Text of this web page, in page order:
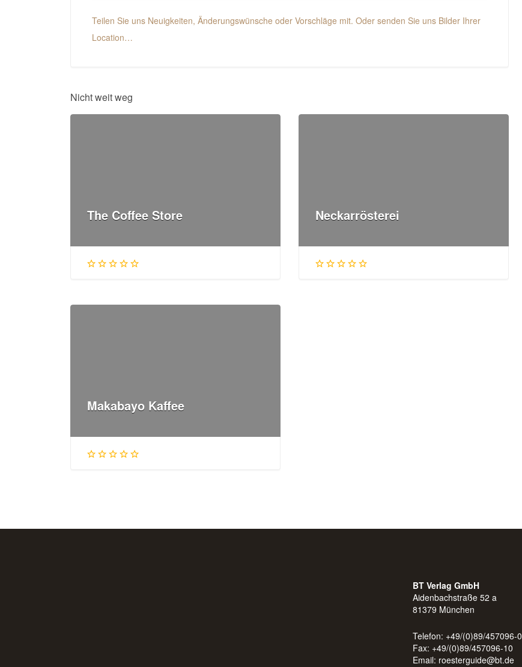
Teilen Sie uns Neuigkeiten, Änderungswünsche oder Vorschläge mit. Oder senden Sie uns Bilder Ihrer
Location…
Nicht weit weg
The Coffee Store Neckarrösterei
Makabayo Kaffee
BT Verlag GmbH
Aidenbachstraße 52 a
81379 München
Telefon: +49/(0)89/457096-0
Fax: +49/(0)89/457096-10
Email: roesterguide@bt.de